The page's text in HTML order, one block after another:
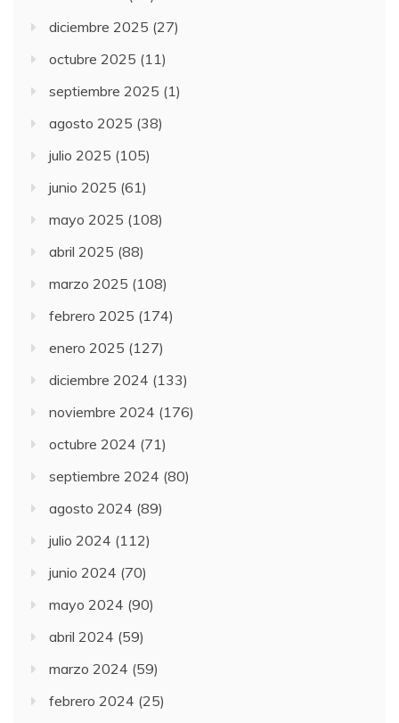
diciembre 2025 (27)
octubre 2025 (11)
septiembre 2025 (1)
agosto 2025 (38)
julio 2025 (105)
junio 2025 (61)
mayo 2025 (108)
abril 2025 (88)
marzo 2025 (108)
febrero 2025 (174)
enero 2025 (127)
diciembre 2024 (133)
noviembre 2024 (176)
octubre 2024 (71)
septiembre 2024 (80)
agosto 2024 (89)
julio 2024 (112)
junio 2024 (70)
mayo 2024 (90)
abril 2024 (59)
marzo 2024 (59)
febrero 2024 (25)